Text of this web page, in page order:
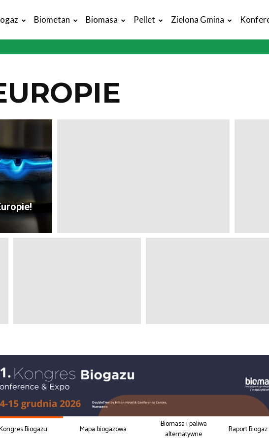
Biometan Biomasa Pellet Zielona Gmina
Biogazu Mapa biogazowa
Biomasa i paliwa
alternatywne
Raport